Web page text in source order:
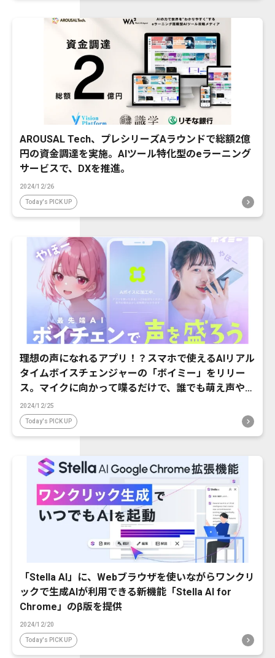
AROUSAL Tech、プレシリーズAラウンドで総額2億
円の資金調達を実施。AIツール特化型のeラーニング
サービスで、DXを推進。
2024/12/26
Today's PICK UP
理想の声になれるアプリ！？スマホで使えるAIリアル
タイムボイスチェンジャーの「ボイミー」をリリー
ス。マイクに向かって喋るだけで、誰でも萌え声やイ
ケボ風に音声変換が可能に。
2024/12/25
Today's PICK UP
「Stella AI」に、Webブラウザを使いながらワンクリ
ックで生成AIが利用できる新機能「Stella AI for
Chrome」のβ版を提供
2024/12/20
Today's PICK UP